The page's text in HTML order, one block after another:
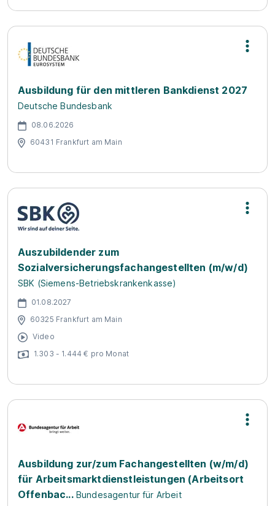
Ausbildung für den mittleren Bankdienst 2027
Deutsche Bundesbank
08.06.2026
60431 Frankfurt am Main
Auszubildender zum
Sozialversicherungsfachangestellten (m/w/d)
SBK (Siemens-Betriebskrankenkasse)
01.08.2027
60325 Frankfurt am Main
Video
1.303 - 1.444 € pro Monat
Ausbildung zur/zum Fachangestellten (w/m/d)
für Arbeitsmarktdienstleistungen (Arbeitsort
Offenbac... Bundesagentur für Arbeit